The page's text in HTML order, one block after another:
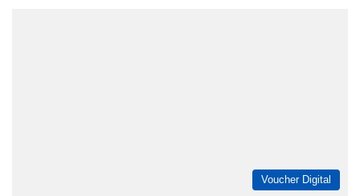
Voucher Digital